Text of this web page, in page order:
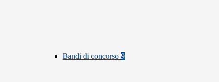
Bandi di concorso 9